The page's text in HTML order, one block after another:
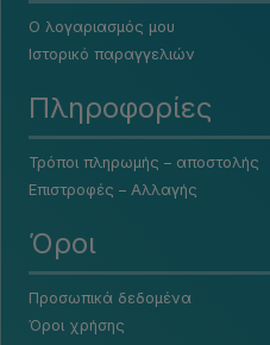
Ο λογαριασμός μου
Ιστορικό παραγγελιών
Πληροφορίες
Τρόποι πληρωμής – αποστολής
Επιστροφές – Αλλαγής
Όροι
Προσωπικά δεδομένα
Όροι χρήσης